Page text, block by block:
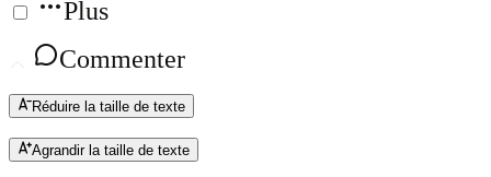
Plus
Commenter
Réduire la taille de texte
Agrandir la taille de texte